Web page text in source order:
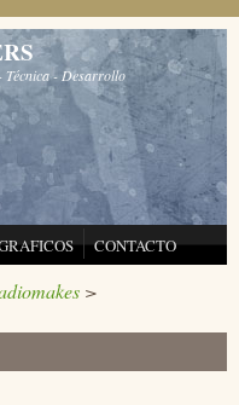
Técnica - Desarrollo
CONTACTO
>